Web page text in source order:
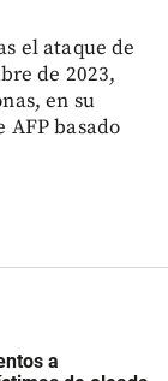
el ataque de
de 2023,
en su
basado
a